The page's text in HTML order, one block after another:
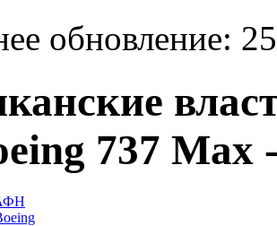
обновление:
737 Max